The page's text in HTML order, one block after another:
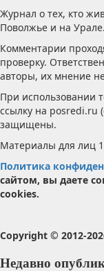
Журнал о тех, кто
Поволжье и на Урале.
Комментарии
проверку.
авторы, их мнение
При использовании
ссылку на posredi.ru
защищены.
Материалы для лиц
Политика
сайтом, вы даете
cookies.
Copyright © 2012-
Недавно